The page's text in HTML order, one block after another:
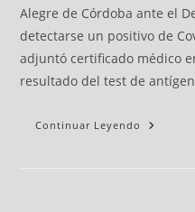
Alegre de Córdoba ante el
detectarse un positivo de
adjuntó certificado médico
resultado del test de
Continuar Leyendo